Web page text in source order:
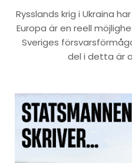
Rysslands krig i Ukraina
Europa är en reell
Sveriges
del i detta är